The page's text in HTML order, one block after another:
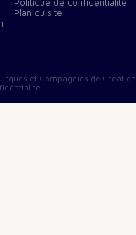
Politique de confidentialité
Plan du site
et Compagnies de Création